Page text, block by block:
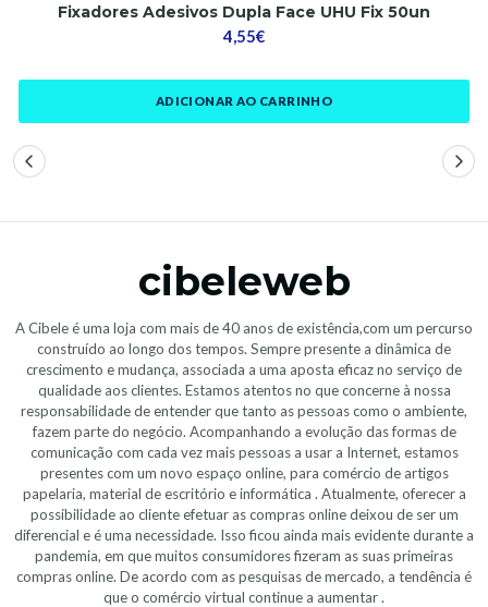
Fixadores Adesivos Dupla Face UHU Fix 50un
4,55€
ADICIONAR AO CARRINHO
cibeleweb
A Cibele é uma loja com mais de 40 anos de existência,com um percurso
construído ao longo dos tempos. Sempre presente a dinâmica de
crescimento e mudança, associada a uma aposta eficaz no serviço de
qualidade aos clientes. Estamos atentos no que concerne à nossa
responsabilidade de entender que tanto as pessoas como o ambiente,
fazem parte do negócio. Acompanhando a evolução das formas de
comunicação com cada vez mais pessoas a usar a Internet, estamos
presentes com um novo espaço online, para comércio de artigos
papelaria, material de escritório e informática . Atualmente, oferecer a
possibilidade ao cliente efetuar as compras online deixou de ser um
diferencial e é uma necessidade. Isso ficou ainda mais evidente durante a
pandemia, em que muitos consumidores fizeram as suas primeiras
compras online. De acordo com as pesquisas de mercado, a tendência é
que o comércio virtual continue a aumentar .